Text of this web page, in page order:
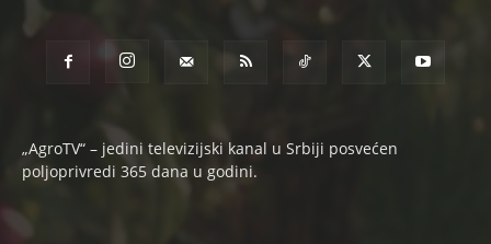
„AgroTV“ – jedini televizijski kanal u Srbiji posvećen
poljoprivredi 365 dana u godini.